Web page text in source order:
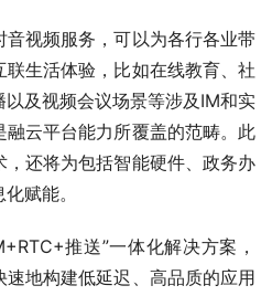
视频服务，可以为各行各业带
生活体验，比如在线教育、社
及视频会议场景等涉及IM和实
云平台能力所覆盖的范畴。此
还将为包括智能硬件、政务办
赋能。
推送”一体化解决方案，
地构建低延迟、高品质的应用